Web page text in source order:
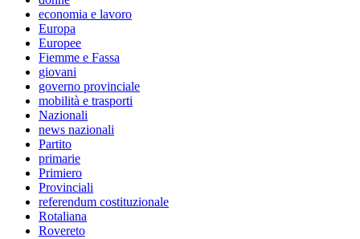
economia e lavoro
Europa
Europee
Fiemme e Fassa
giovani
governo provinciale
mobilità e trasporti
Nazionali
news nazionali
Partito
primarie
Primiero
Provinciali
referendum costituzionale
Rotaliana
Rovereto